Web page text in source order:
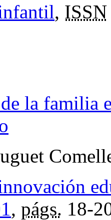
, ISSN
la familia
, págs. 18-